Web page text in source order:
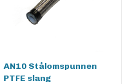
AN10 Stålomspunnen
PTFE slang